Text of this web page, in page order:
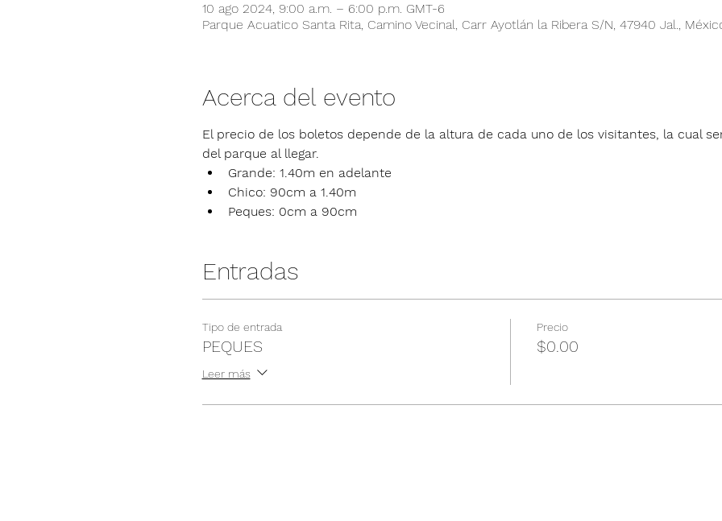
10 ago 2024, 9:00 a.m. – 6:00 p.m. GMT-6
Parque Acuatico Santa Rita, Camino Vecinal, Carr Ayotlán la Ribera S/N, 47940 Jal.,
Acerca del evento
El precio de los boletos depende de la altura de cada uno de los visitantes, la cual
del parque al llegar.
Grande: 1.40m en adelante
Chico: 90cm a 1.40m
Peques: 0cm a 90cm
Entradas
Tipo de entrada
PEQUES
Leer más
Precio
$0.00